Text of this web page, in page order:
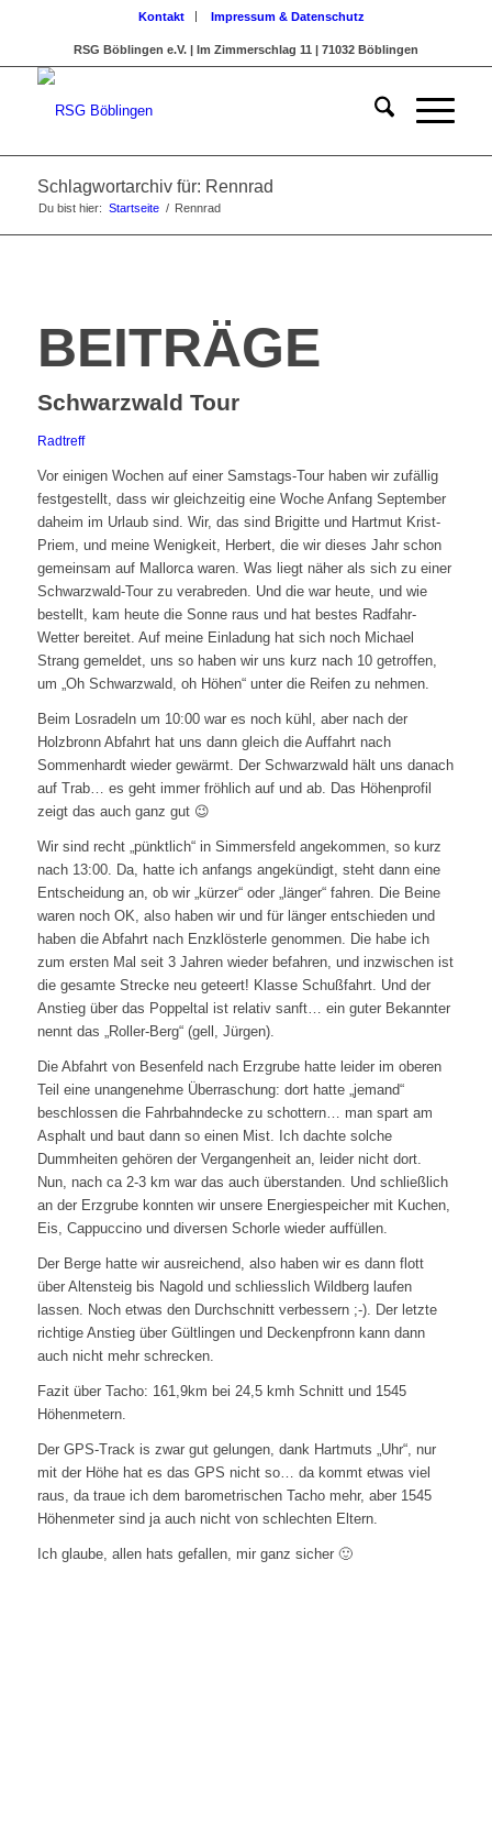
Kontakt Impressum & Datenschutz
RSG Böblingen e.V. | Im Zimmerschlag 11 | 71032 Böblingen
Schlagwortarchiv für: Rennrad
Du bist hier: Startseite / Rennrad
BEITRÄGE
Schwarzwald Tour
Radtreff
Vor einigen Wochen auf einer Samstags-Tour haben wir zufällig
festgestellt, dass wir gleichzeitig eine Woche Anfang September
daheim im Urlaub sind. Wir, das sind Brigitte und Hartmut Krist-
Priem, und meine Wenigkeit, Herbert, die wir dieses Jahr schon
gemeinsam auf Mallorca waren. Was liegt näher als sich zu einer
Schwarzwald-Tour zu verabreden. Und die war heute, und wie
bestellt, kam heute die Sonne raus und hat bestes Radfahr-
Wetter bereitet. Auf meine Einladung hat sich noch Michael
Strang gemeldet, uns so haben wir uns kurz nach 10 getroffen,
um „Oh Schwarzwald, oh Höhen“ unter die Reifen zu nehmen.
Beim Losradeln um 10:00 war es noch kühl, aber nach der
Holzbronn Abfahrt hat uns dann gleich die Auffahrt nach
Sommenhardt wieder gewärmt. Der Schwarzwald hält uns danach
auf Trab… es geht immer fröhlich auf und ab. Das Höhenprofil
zeigt das auch ganz gut 😉
Wir sind recht „pünktlich“ in Simmersfeld angekommen, so kurz
nach 13:00. Da, hatte ich anfangs angekündigt, steht dann eine
Entscheidung an, ob wir „kürzer“ oder „länger“ fahren. Die Beine
waren noch OK, also haben wir und für länger entschieden und
haben die Abfahrt nach Enzklösterle genommen. Die habe ich
zum ersten Mal seit 3 Jahren wieder befahren, und inzwischen ist
die gesamte Strecke neu geteert! Klasse Schußfahrt. Und der
Anstieg über das Poppeltal ist relativ sanft… ein guter Bekannter
nennt das „Roller-Berg“ (gell, Jürgen).
Die Abfahrt von Besenfeld nach Erzgrube hatte leider im oberen
Teil eine unangenehme Überraschung: dort hatte „jemand“
beschlossen die Fahrbahndecke zu schottern… man spart am
Asphalt und baut dann so einen Mist. Ich dachte solche
Dummheiten gehören der Vergangenheit an, leider nicht dort.
Nun, nach ca 2-3 km war das auch überstanden. Und schließlich
an der Erzgrube konnten wir unsere Energiespeicher mit Kuchen,
Eis, Cappuccino und diversen Schorle wieder auffüllen.
Der Berge hatte wir ausreichend, also haben wir es dann flott
über Altensteig bis Nagold und schliesslich Wildberg laufen
lassen. Noch etwas den Durchschnitt verbessern ;-). Der letzte
richtige Anstieg über Gültlingen und Deckenpfronn kann dann
auch nicht mehr schrecken.
Fazit über Tacho: 161,9km bei 24,5 kmh Schnitt und 1545
Höhenmetern.
Der GPS-Track is zwar gut gelungen, dank Hartmuts „Uhr“, nur
mit der Höhe hat es das GPS nicht so… da kommt etwas viel
raus, da traue ich dem barometrischen Tacho mehr, aber 1545
Höhenmeter sind ja auch nicht von schlechten Eltern.
Ich glaube, allen hats gefallen, mir ganz sicher 🙂